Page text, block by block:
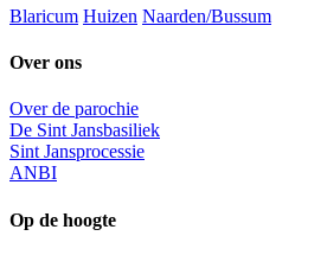
Blaricum Huizen Naarden/Bussum
Over ons
Over de parochie
De Sint Jansbasiliek
Sint Jansprocessie
ANBI
Op de hoogte